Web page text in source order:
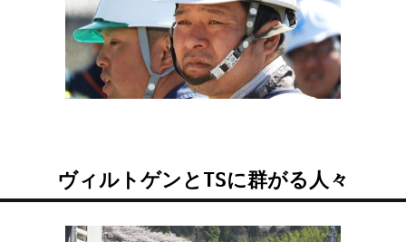
ヴィルトゲンとTSに群がる人々